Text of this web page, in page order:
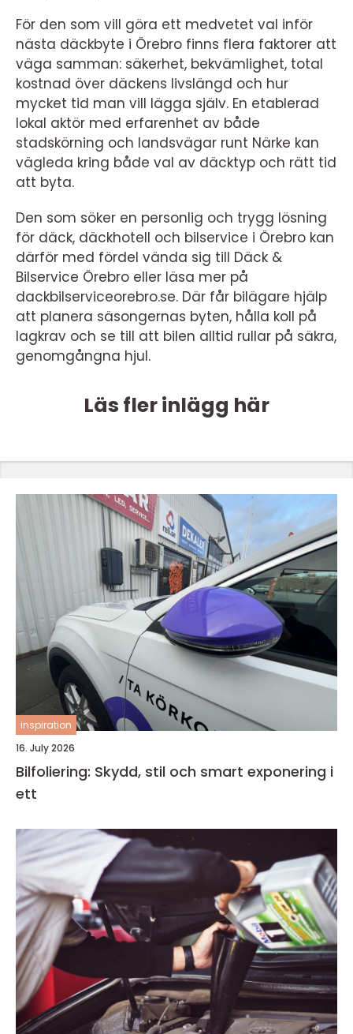
För den som vill göra ett medvetet val inför
nästa däckbyte i Örebro finns flera faktorer att
väga samman: säkerhet, bekvämlighet, total
kostnad över däckens livslängd och hur
mycket tid man vill lägga själv. En etablerad
lokal aktör med erfarenhet av både
stadskörning och landsvägar runt Närke kan
vägleda kring både val av däcktyp och rätt tid
att byta.
Den som söker en personlig och trygg lösning
för däck, däckhotell och bilservice i Örebro kan
därför med fördel vända sig till Däck &
Bilservice Örebro eller läsa mer på
dackbilserviceorebro.se. Där får bilägare hjälp
att planera säsongernas byten, hålla koll på
lagkrav och se till att bilen alltid rullar på säkra,
genomgångna hjul.
Läs fler inlägg här
inspiration
16. July 2026
Bilfoliering: Skydd, stil och smart exponering i
ett